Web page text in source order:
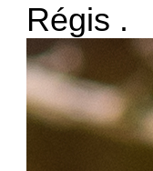
Régis .